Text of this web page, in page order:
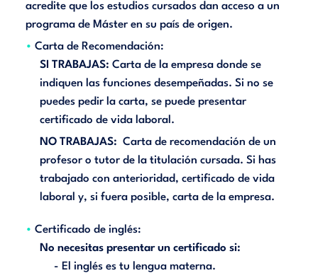
acredite que los estudios cursados dan acceso a un
programa de Máster en su país de origen.
Carta de Recomendación:
SI TRABAJAS: Carta de la empresa donde se
indiquen las funciones desempeñadas. Si no se
puedes pedir la carta, se puede presentar
certificado de vida laboral.
NO TRABAJAS: Carta de recomendación de un
profesor o tutor de la titulación cursada. Si has
trabajado con anterioridad, certificado de vida
laboral y, si fuera posible, carta de la empresa.
Certificado de inglés:
No necesitas presentar un certificado si:
- El inglés es tu lengua materna.